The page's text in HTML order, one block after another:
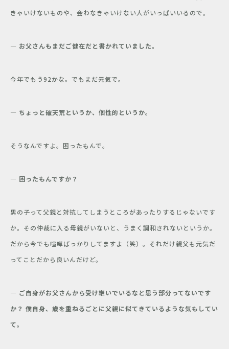
きゃいけないものや、会わなきゃいけない人がいっぱいいるので。
― お父さんもまだご健在だと書かれていました。
今年でもう92かな。でもまだ元気で。
― ちょっと破天荒というか、個性的というか。
そうなんですよ。困ったもんで。
― 困ったもんですか？
男の子って父親と対抗してしまうところがあったりするじゃないです
か。その仲裁に入る母親がいないと、うまく調和されないというか。
だから今でも喧嘩ばっかりしてますよ（笑）。それだけ親父も元気だ
ってことだから良いんだけど。
― ご自身がお父さんから受け継いでいるなと思う部分ってないです
か？ 僕自身、歳を重ねるごとに父親に似てきているような気もしてい
て。